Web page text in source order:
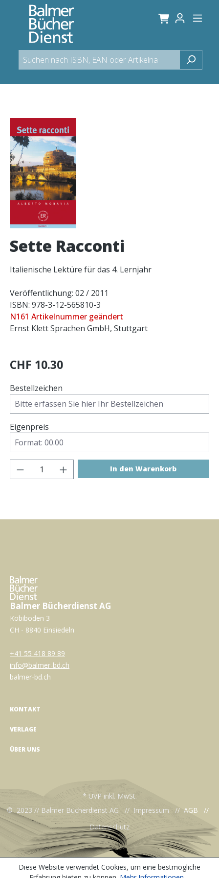
springen
Sette Racconti
Italienische Lektüre für das 4. Lernjahr
Veröffentlichung: 02 / 2011
ISBN: 978-3-12-565810-3
N161 Artikelnummer geändert
Ernst Klett Sprachen GmbH, Stuttgart
CHF 10.30
Bestellzeichen
Eigenpreis
Produkt Anzahl: Gib den gewünschten
In den Warenkorb
Balmer Bücherdienst AG
Kobiboden 3
CH - 8840 Einsiedeln
+41 55 418 89 89
info@balmer-bd.ch
balmer-bd.ch
KONTAKT
VERLAGE
ÜBER UNS
* UVP inkl. MwSt.
© 2023 // Balmer Bücherdienst AG // Impressum // AGB //
Datenschutz
Diese Website verwendet Cookies, um eine bestmögliche